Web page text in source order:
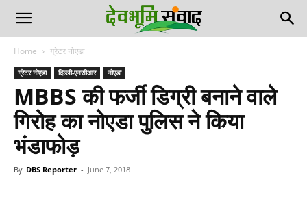
Home ग्रेटर नोएडा
ग्रेटर नोएडा दिल्ली-एनसीआर नोएडा
MBBS की फर्जी डिग्री बनाने वाले
गिरोह का नोएडा पुलिस ने किया
भंडाफोड़
By DBS Reporter - June 7, 2018